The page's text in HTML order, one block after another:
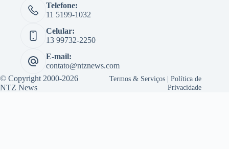
Telefone:
11 5199-1032
Celular:
13 99732-2250
E-mail:
contato@ntznews.com
© Copyright 2000-2026
NTZ News
Termos & Serviços |Política de
Privacidade